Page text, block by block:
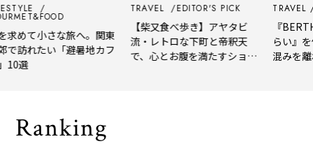
て小さな旅へ。関東
れたい「避暑地カフ
TRAVEL EDITOR'S PICK
【柴又食べ歩き】アヤタビ
流・レトロな下町と帝釈天
で、心とお腹を満たすショー
TRAVEL
『BERTH
らい』を体
混みを離れて
Ranking